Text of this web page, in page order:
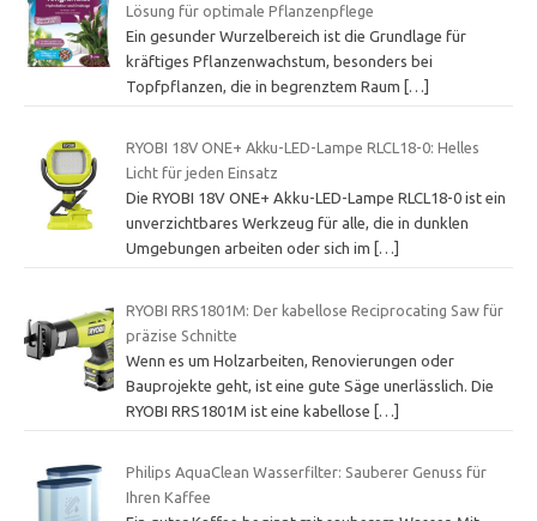
Lösung für optimale Pflanzenpflege
Ein gesunder Wurzelbereich ist die Grundlage für
kräftiges Pflanzenwachstum, besonders bei
Topfpflanzen, die in begrenztem Raum […]
RYOBI 18V ONE+ Akku-LED-Lampe RLCL18-0: Helles
Licht für jeden Einsatz
Die RYOBI 18V ONE+ Akku-LED-Lampe RLCL18-0 ist ein
unverzichtbares Werkzeug für alle, die in dunklen
Umgebungen arbeiten oder sich im
[…]
RYOBI RRS1801M: Der kabellose Reciprocating Saw für
präzise Schnitte
Wenn es um Holzarbeiten, Renovierungen oder
Bauprojekte geht, ist eine gute Säge unerlässlich. Die
RYOBI RRS1801M ist eine kabellose […]
Philips AquaClean Wasserfilter: Sauberer Genuss für
Ihren Kaffee